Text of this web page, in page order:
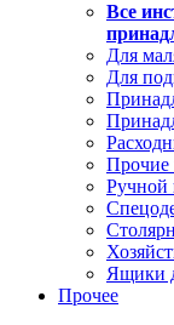
Все
Для
Для
Прочие
Ручной
Ящики
Прочее